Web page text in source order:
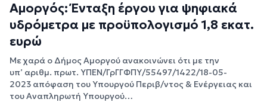
Αμοργός: Ένταξη έργου για ψηφιακά
υδρόμετρα με προϋπολογισμό 1,8 εκατ.
ευρώ
Με χαρά ο Δήμος Αμοργού ανακοινώνει ότι με την
υπ’ αριθμ. πρωτ. ΥΠΕΝ/ΓρΓΓΦΠΥ/55497/1422/18-05-
2023 απόφαση του Υπουργού Περιβ/ντος & Ενέργειας και
του Αναπληρωτή Υπουργού…